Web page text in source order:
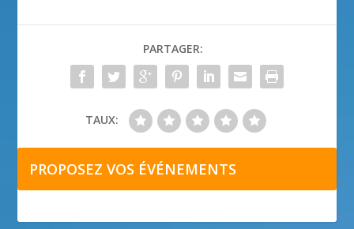
PARTAGER:
TAUX:
PROPOSEZ VOS ÉVÉNEMENTS